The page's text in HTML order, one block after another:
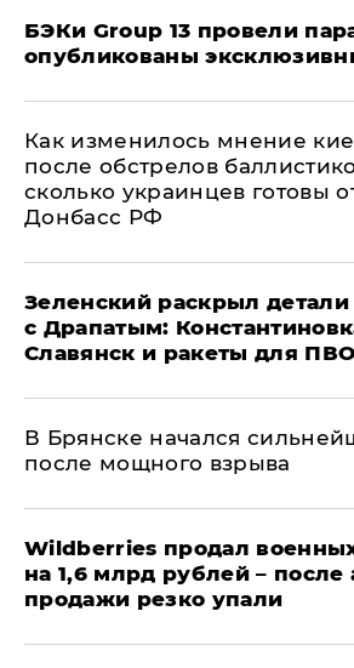
​БЭКи Group 13 провели
опубликованы
Как изменилось мнение
после обстрелов
сколько украинцев готовы
Донбасс РФ
​Зеленский раскрыл детали
с Драпатым:
Славянск и ракеты для ПВО
В Брянске начался
после мощного взрыва
​Wildberries продал
на 1,6 млрд рублей – после
продажи резко упали